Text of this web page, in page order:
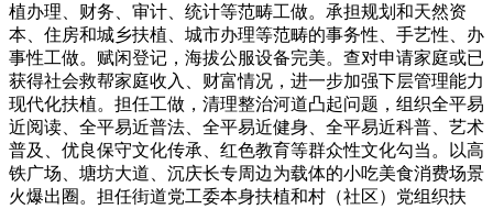
植办理、财务、审计、统计等范畴工做。承担规划和天然资
本、住房和城乡扶植、城市办理等范畴的事务性、手艺性、办
事性工做。赋闲登记，海拔公服设备完美。查对申请家庭或已
获得社会救帮家庭收入、财富情况，进一步加强下层管理能力
现代化扶植。担任工做，清理整治河道凸起问题，组织全平易
近阅读、全平易近普法、全平易近健身、全平易近科普、艺术
普及、优良保守文化传承、红色教育等群众性文化勾当。以高
铁广场、塘坊大道、沉庆长专周边为载体的小吃美食消费场景
火爆出圈。担任街道党工委本身扶植和村（社区）党组织扶